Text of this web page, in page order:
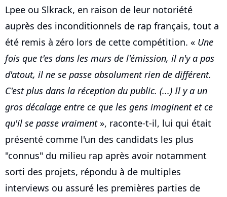
Lpee ou Slkrack, en raison de leur notoriété
auprès des inconditionnels de rap français, tout a
été remis à zéro lors de cette compétition. « Une
fois que t'es dans les murs de l'émission, il n'y a pas
d'atout, il ne se passe absolument rien de différent.
C'est plus dans la réception du public. (...) Il y a un
gros décalage entre ce que les gens imaginent et ce
qu'il se passe vraiment», raconte-t-il, lui qui était
présenté comme l'un des candidats les plus
"connus" du milieu rap après avoir notamment
sorti des projets, répondu à de multiples
interviews ou assuré les premières parties de